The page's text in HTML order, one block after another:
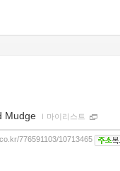
Mudge ｌ 마이리스트
776591103/10713465